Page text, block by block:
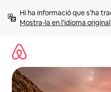
Mostra-la en l'idioma original